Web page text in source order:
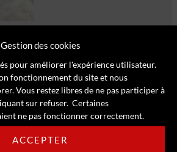
Gestion des cookies
pour améliorer l'expérience utilisateur.
fonctionnement du site et nous
Vous restez libres de ne pas participer à
sur refuser. Certaines
ne pas fonctionner correctement.
ACCEPTER